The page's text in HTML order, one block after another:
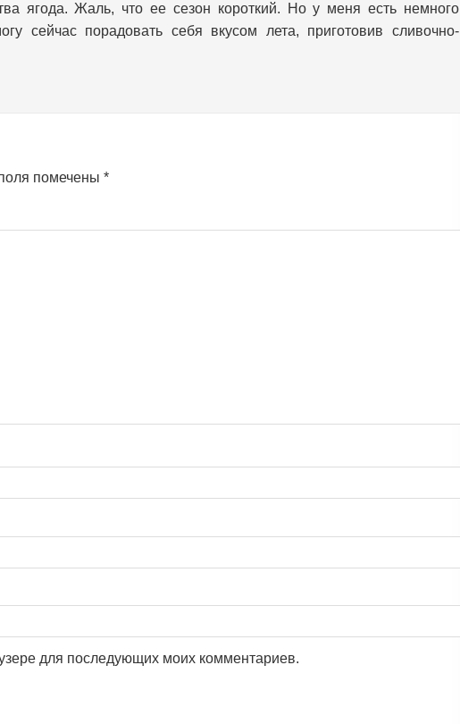
ягода. Жаль, что ее сезон короткий. Но у меня есть немного
сейчас порадовать себя вкусом лета, приготовив сливочно-
помечены *
для последующих моих комментариев.